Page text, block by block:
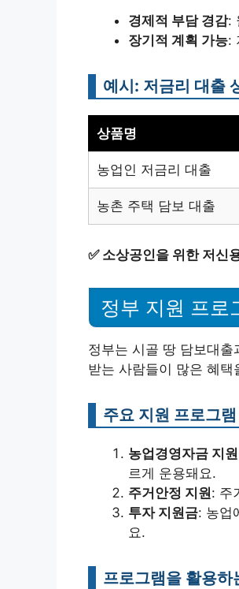
경제적 부담 경감:
장기적 계획 가능:
예시: 저금리 대출
상품명
농업인 저금리 대출
농촌 주택 담보 대출
✅ 소상공인을 위한 저신
정부 지원 프로
정부는 시골 땅 담보대
받는 사람들이 많은 혜
주요 지원 프로그
농업경영자금 지원
르게 운용돼요.
주거안정 지원: 주
투자 지원금: 농업
요.
프로그램을 활용하